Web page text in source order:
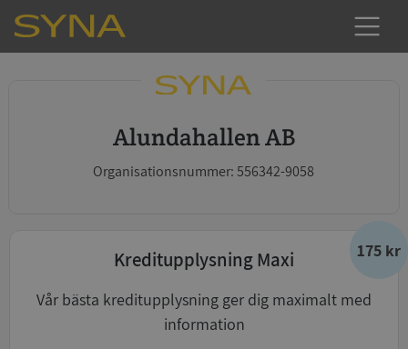
Alundahallen AB
Organisationsnummer: 556342-9058
175 kr
Kreditupplysning Maxi
Vår bästa kreditupplysning ger dig maximalt med
information